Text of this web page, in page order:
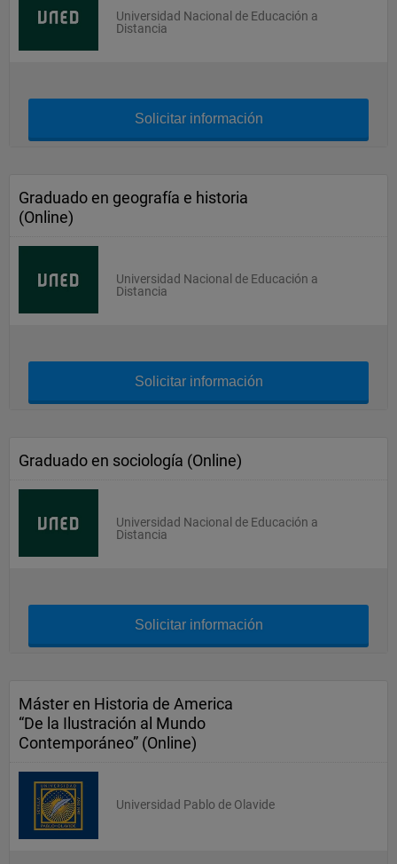
Universidad Nacional de Educación a
Distancia
Solicitar información
Graduado en geografía e historia
(Online)
Universidad Nacional de Educación a
Distancia
Solicitar información
Graduado en sociología (Online)
Universidad Nacional de Educación a
Distancia
Solicitar información
Máster en Historia de America
“De la Ilustración al Mundo
Contemporáneo” (Online)
Universidad Pablo de Olavide